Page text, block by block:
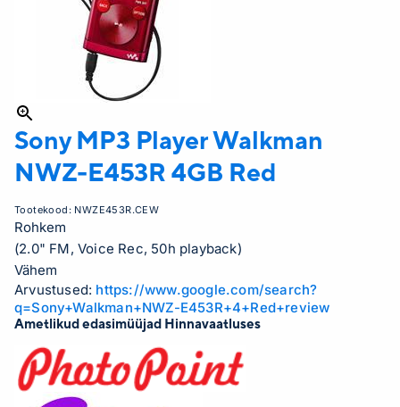
Sony MP3 PlayerWalkman
NWZ-E453R 4GB Red
Tootekood: NWZE453R.CEW
Rohkem
(2.0" FM, Voice Rec, 50h playback)
Vähem
Arvustused: https://www.google.com/search?
q=Sony+Walkman+NWZ-E453R+4+Red+review
Ametlikud edasimüüjad Hinnavaatluses